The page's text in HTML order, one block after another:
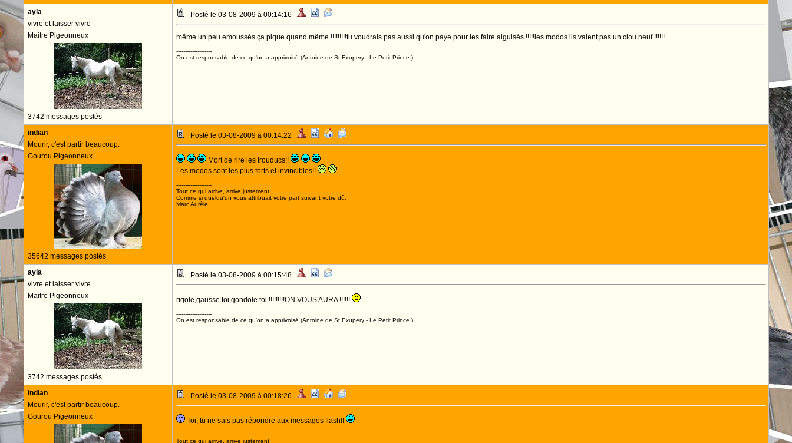
ayla
vivre et laisser vivre
Maitre Pigeonneux
3742 messages postés
Posté le 03-08-2009 à 00:14:16
même un peu emoussés ça pique quand même !!!!!!!!!tu voudrais pas aussi qu'on paye pour les faire aiguisés !!!!!les modos ils valent pas un clou neuf !!!!!!
--------------------
On est responsable de ce qu'on a apprivoisé (Antoine de St Exupery - Le Petit Prince )
indian
Mourir, c'est partir beaucoup.
Gourou Pigeonneux
35642 messages postés
Posté le 03-08-2009 à 00:14:22
Mort de rire les trouducs!!
Les modos sont les plus forts et invincibles!!
--------------------
Tout ce qui arrive, arrive justement.
Comme si quelqu'un vous attribuait votre part suivant votre dû.
Marc Aurèle
ayla
vivre et laisser vivre
Maitre Pigeonneux
3742 messages postés
Posté le 03-08-2009 à 00:15:48
rigole,gausse toi,gondole toi !!!!!!!!!ON VOUS AURA !!!!!!
--------------------
On est responsable de ce qu'on a apprivoisé (Antoine de St Exupery - Le Petit Prince )
indian
Mourir, c'est partir beaucoup.
Gourou Pigeonneux
Posté le 03-08-2009 à 00:18:26
Toi, tu ne sais pas répondre aux messages flash!!
--------------------
Tout ce qui arrive, arrive justement.